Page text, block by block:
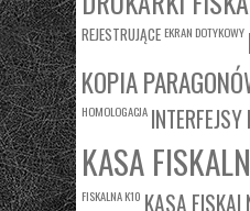
REJESTRUJĄCE EKRAN DOTYKOWY
KOPIA
HOMOLOGACJA
KASA
FISKALNA K10 KASA